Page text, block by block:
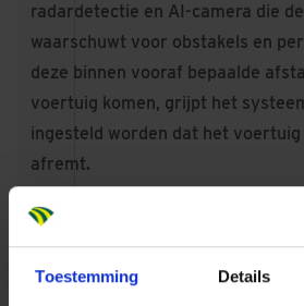
Toestemming Details
radardetectie en AI-camera die
waarschuwt voor obstakels en
deze binnen vooraf bepaalde
voertuig komen, grijpt het
ingesteld worden dat het
afremt.